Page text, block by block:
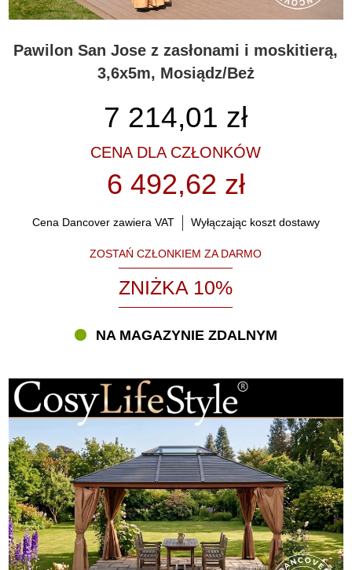
Pawilon San Jose z zasłonami i moskitierą,
3,6x5m, Mosiądz/Beż
7 214,01 zł
CENA DLA CZŁONKÓW
6 492,62 zł
Cena Dancover zawiera VAT Wyłączając koszt dostawy
ZOSTAŃ CZŁONKIEM ZA DARMO
ZNIŻKA 10%
NA MAGAZYNIE ZDALNYM